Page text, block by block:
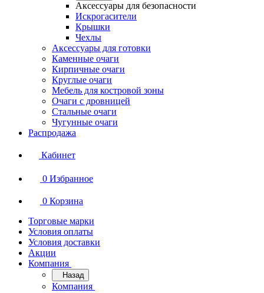
Аксессуары для безопасности
Искрогасители
Крышки
Чехлы
Аксессуары для готовки
Каменные очаги
Кирпичные очаги
Круглые очаги
Мебель для костровой зоны
Очаги с дровницей
Стальные очаги
Чугунные очаги
Распродажа
Кабинет
0 Избранное
0 Корзина
Торговые марки
Условия оплаты
Условия доставки
Акции
Компания
Назад
Компания